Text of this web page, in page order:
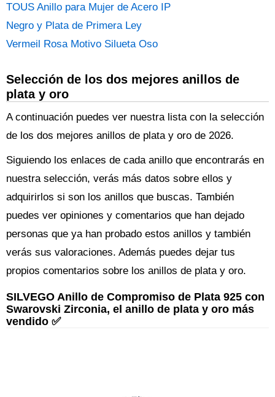
TOUS Anillo para Mujer de Acero IP
Negro y Plata de Primera Ley
Vermeil Rosa Motivo Silueta Oso
Selección de los dos mejores anillos de
plata y oro
A continuación puedes ver nuestra lista con la selección
de los dos mejores anillos de plata y oro de 2026.
Siguiendo los enlaces de cada anillo que encontrarás en
nuestra selección, verás más datos sobre ellos y
adquirirlos si son los anillos que buscas. También
puedes ver opiniones y comentarios que han dejado
personas que ya han probado estos anillos y también
verás sus valoraciones. Además puedes dejar tus
propios comentarios sobre los anillos de plata y oro.
SILVEGO Anillo de Compromiso de Plata 925 con
Swarovski Zirconia, el anillo de plata y oro más
vendido ✅